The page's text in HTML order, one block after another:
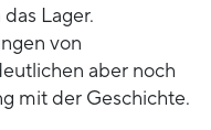
Lager.
von
aber noch
mit der Geschichte.